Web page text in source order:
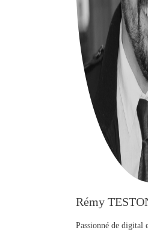
Rémy
Passionné de digital